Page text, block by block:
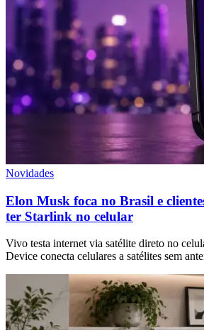
Novidades
Elon Musk foca no Brasil e
ter Starlink no celular
Vivo testa internet via satélite direto no
Device conecta celulares a satélites sem